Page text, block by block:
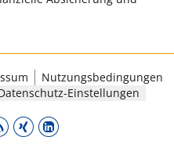
Nutzungsbedingungen
Einstellungen